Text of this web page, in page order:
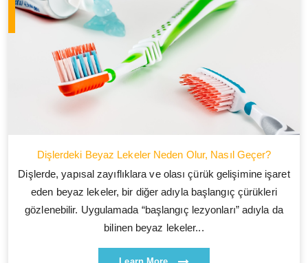
Dişlerdeki Beyaz Lekeler Neden Olur, Nasıl Geçer?
Dişlerde, yapısal zayıflıklara ve olası çürük gelişimine işaret
eden beyaz lekeler, bir diğer adıyla başlangıç çürükleri
gözlenebilir. Uygulamada “başlangıç lezyonları” adıyla da
bilinen beyaz lekeler...